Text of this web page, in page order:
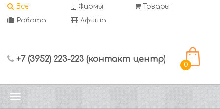
Все Фирмы
Товары
Работа
Афиша
+7 (3952) 223-223 (контакт центр)
0